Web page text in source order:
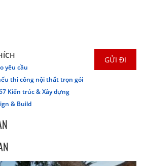
yêu cầu
thi công nội thất trọn gói
Kiến trúc & Xây dựng
& Build